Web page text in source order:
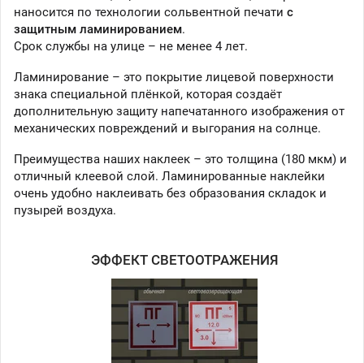
наносится по технологии сольвентной печати с
защитным ламинированием.
Срок службы на улице – не менее 4 лет.
Ламинирование – это покрытие лицевой поверхности
знака специальной плёнкой, которая создаёт
дополнительную защиту напечатанного изображения от
механических повреждений и выгорания на солнце.
Преимущества наших наклеек – это толщина (180 мкм) и
отличный клеевой слой. Ламинированные наклейки
очень удобно наклеивать без образования складок и
пузырей воздуха.
ЭФФЕКТ СВЕТООТРАЖЕНИЯ